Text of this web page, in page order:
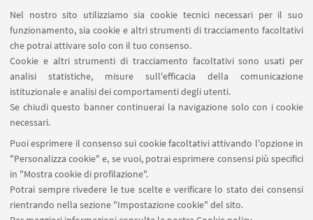
Nel nostro sito utilizziamo sia cookie tecnici necessari per il suo
funzionamento, sia cookie e altri strumenti di tracciamento facoltativi
che potrai attivare solo con il tuo consenso.
Cookie e altri strumenti di tracciamento facoltativi sono usati per
analisi statistiche, misure sull'efficacia della comunicazione
istituzionale e analisi dei comportamenti degli utenti.
Se chiudi questo banner continuerai la navigazione solo con i cookie
necessari.
Puoi esprimere il consenso sui cookie facoltativi attivando l'opzione in
"Personalizza cookie" e, se vuoi, potrai esprimere consensi più specifici
in "Mostra cookie di profilazione".
Potrai sempre rivedere le tue scelte e verificare lo stato dei consensi
rientrando nella sezione "Impostazione cookie" del sito.
tramite ascensore del Dipartimento. Per ogni
eventuale problema, si può telefonare al numero
0512098558
Contatti